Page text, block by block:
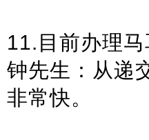
11.目前办理
钟先生：从递
非常快。